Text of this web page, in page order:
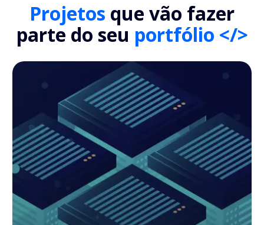
Projetos que vão fazer
parte do seu portfólio </>